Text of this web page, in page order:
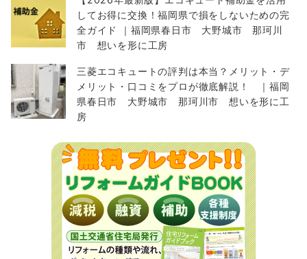
してお得に交換！福岡県で損をしないための完
全ガイド ｜福岡県春日市 大野城市 那珂川
市 想いを形に工房
三菱エコキュートの評判は本当？メリット・デ
メリット・口コミをプロが徹底解説！ ｜福岡
県春日市 大野城市 那珂川市 想いを形に工
房